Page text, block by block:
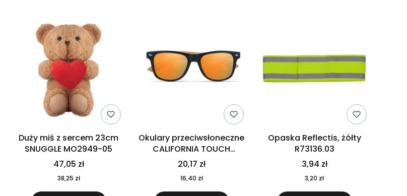
Duży miś z sercem 23cm
SNUGGLE MO2949-05
47,05 zł
38,25 zł
Okulary przeciwsłoneczne
CALIFORNIA TOUCH
MO9617-10
20,17 zł
16,40 zł
Opaska Reflectis, żółty
R73136.03
3,94 zł
3,20 zł